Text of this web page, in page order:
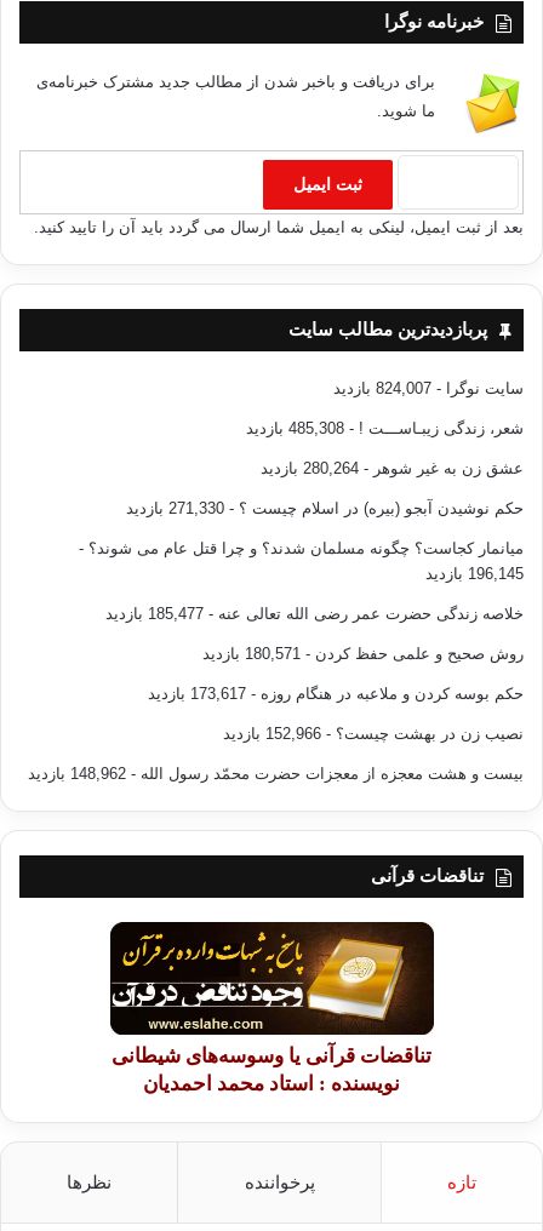
خبرنامه نوگرا
برای دریافت و باخبر شدن از مطالب جدید مشترک خبرنامه‌ی
ما شوید.
بعد از ثبت ایمیل، لینکی به ایمیل شما ارسال می گردد باید آن را تایید کنید.
پربازدیدترین مطالب سایت
سایت نوگرا - 824,007 بازدید
شعر، زندگی زیبـاســـت ! - 485,308 بازدید
عشق زن به غیر شوهر - 280,264 بازدید
حکم نوشیدن آبجو (بیره) در اسلام چیست ؟ - 271,330 بازدید
میانمار کجاست؟ چگونه مسلمان شدند؟ و چرا قتل عام می شوند؟ -
196,145 بازدید
خلاصه زندگی حضرت عمر رضی الله تعالی عنه - 185,477 بازدید
روش صحیح و علمی حفظ کردن - 180,571 بازدید
حکم بوسه کردن و ملاعبه در هنگام روزه - 173,617 بازدید
نصیب زن در بهشت چیست؟ - 152,966 بازدید
بیست و هشت معجزه از معجزات حضرت محمّد رسول الله - 148,962 بازدید
تناقضات قرآنی
تناقضات قرآنی یا وسوسه‌های شیطانی
نویسنده : استاد محمد احمدیان
تازه پرخواننده نظرها